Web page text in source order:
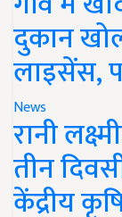
दुकान
लाइसेंस,
News
रानी
तीन
केंद्रीय